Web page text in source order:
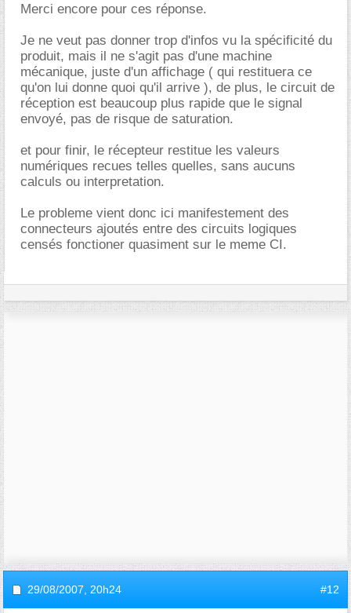
Merci encore pour ces réponse.
Je ne veut pas donner trop d'infos vu la spécificité du
produit, mais il ne s'agit pas d'une machine
mécanique, juste d'un affichage ( qui restituera ce
qu'on lui donne quoi qu'il arrive ), de plus, le circuit de
réception est beaucoup plus rapide que le signal
envoyé, pas de risque de saturation.
et pour finir, le récepteur restitue les valeurs
numériques recues telles quelles, sans aucuns
calculs ou interpretation.
Le probleme vient donc ici manifestement des
connecteurs ajoutés entre des circuits logiques
censés fonctioner quasiment sur le meme CI.
29/08/2007, 20h24 #12